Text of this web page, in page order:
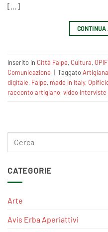
CATEGORIE
Arte
Avis Erba Aperiattivi
[…]
CONTINUA
Inserito in Città Falpe, Cultura,
Comunicazione | Taggato
digitale, Falpe, made in italy,
racconto artigiano,video interviste